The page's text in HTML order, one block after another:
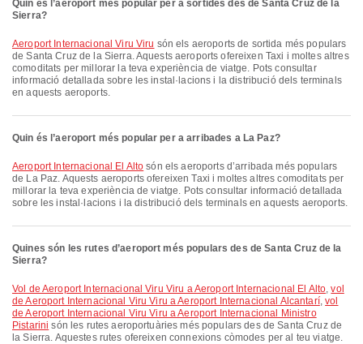
Quin és l’aeroport més popular per a sortides des de Santa Cruz de la
Sierra?
Aeroport Internacional Viru Viru són els aeroports de sortida més populars
de Santa Cruz de la Sierra. Aquests aeroports ofereixen Taxi i moltes altres
comoditats per millorar la teva experiència de viatge. Pots consultar
informació detallada sobre les instal·lacions i la distribució dels terminals
en aquests aeroports.
Quin és l’aeroport més popular per a arribades a La Paz?
Aeroport Internacional El Alto són els aeroports d’arribada més populars
de La Paz. Aquests aeroports ofereixen Taxi i moltes altres comoditats per
millorar la teva experiència de viatge. Pots consultar informació detallada
sobre les instal·lacions i la distribució dels terminals en aquests aeroports.
Quines són les rutes d’aeroport més populars des de Santa Cruz de la
Sierra?
vol de Aeroport Internacional Viru Viru a Aeroport Internacional El Alto,vol
de Aeroport Internacional Viru Viru a Aeroport Internacional Alcantarí,vol
de Aeroport Internacional Viru Viru a Aeroport Internacional Ministro
Pistarini són les rutes aeroportuàries més populars des de Santa Cruz de
la Sierra. Aquestes rutes ofereixen connexions còmodes per al teu viatge.